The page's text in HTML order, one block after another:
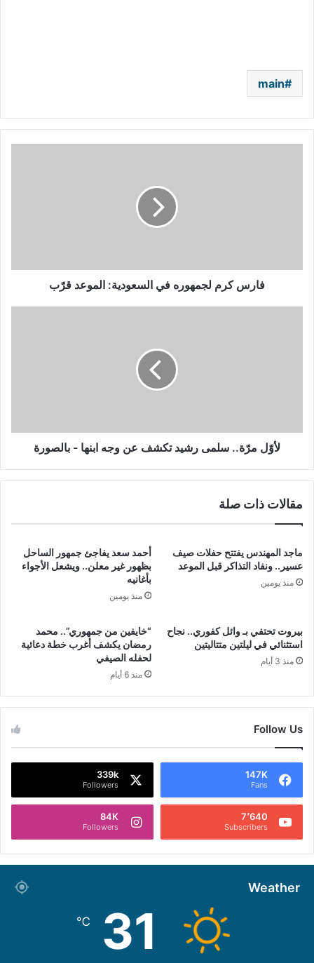
main
فارس كرم لجمهوره في السعودية: الموعد قرّب
-
بالصورةلأوّل مرّة.. سلمى رشيد تكشف عن وجه ابنها - بالصورة
مقالات ذات صلة
ماجد المهندس يفتتح حفلات صيف
عسير.. ونفاد التذاكر قبل الموعد
منذ يومين
أحمد سعد يفاجئ جمهور الساحل
بظهور غير معلن.. ويشعل الأجواء
بأغانيه
منذ يومين
بيروت تحتفي بـ وائل كفوري.. نجاح
استثنائي في ليلتين متتاليتين
منذ 3 أيام
“خايفين من جمهوري”.. محمد
رمضان يكشف أغرب خطة دعائية
لحفله الصيفي
منذ 6 أيام
Follow Us
147K
Fans
339k
Followers
7٬640
Subscribers
84K
Followers
Weather
31
℃